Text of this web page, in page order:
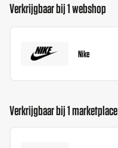
Verkrijgbaar bij 1 webshop
Nike
Verkrijgbaar bij 1 marketplace